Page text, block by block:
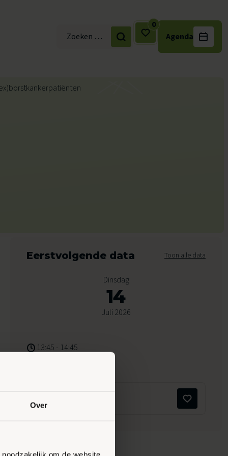
Over
Zoek naar:
0
Agenda
Eerstvolgende data Toon alle data
Dinsdag
14
Juli 2026
13:45 - 14:45